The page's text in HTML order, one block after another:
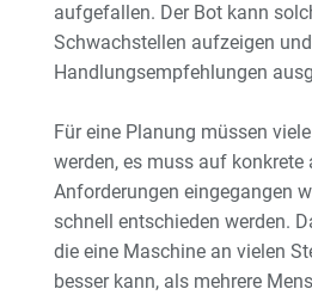
aufgefallen. Der Bot kann
Schwachstellen aufzeigen
Handlungsempfehlungen
Für eine Planung müssen
werden, es muss auf konkrete
Anforderungen eingegangen
schnell entschieden werden.
die eine Maschine an vielen
besser kann, als mehrere